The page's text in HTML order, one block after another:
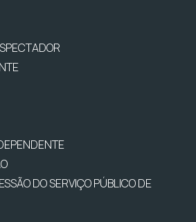
DO SERVIÇO PÚBLICO DE